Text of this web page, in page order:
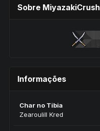
Sobre MiyazakiCrush
Informações
Char no Tibia
Zearoulill Kred